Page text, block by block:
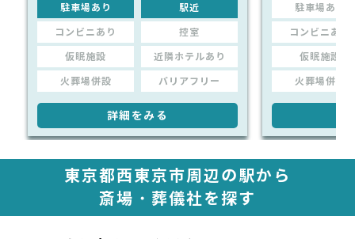
駐車場あり 駅近
コンビニあり 控室
仮眠施設 近隣ホテルあり
火葬場併設 バリアフリー
詳細をみる
駐車場あり
コンビニあり
仮眠施設
火葬場併設
東京都西東京市周辺の駅から
斎場・葬儀社を探す